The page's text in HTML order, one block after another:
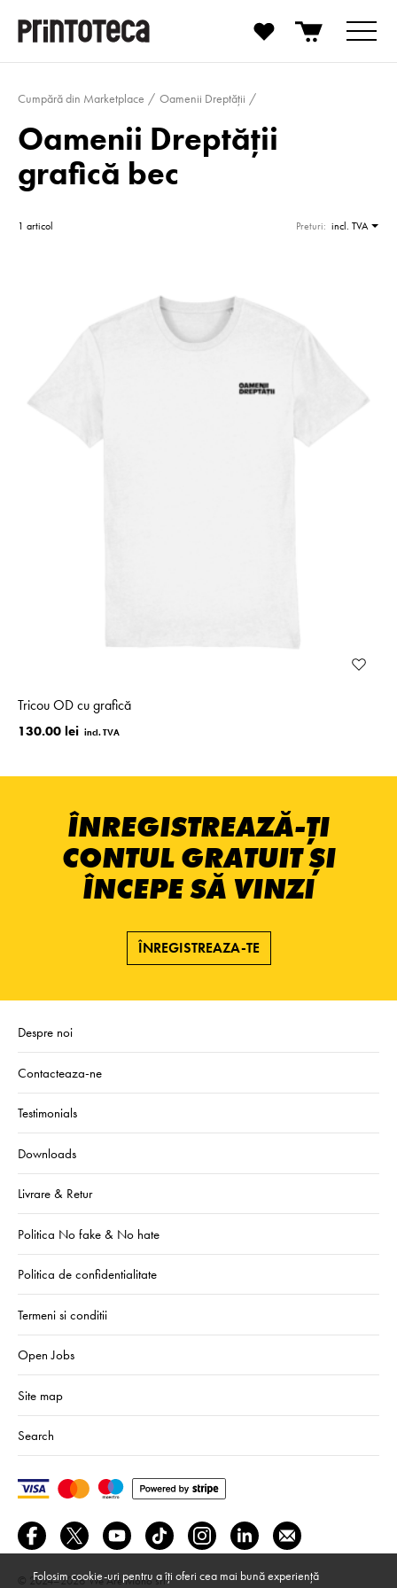
Cumpără din Marketplace Oamenii Dreptății
Oamenii Dreptății
grafică bec
1 articol Preturi: incl. TVA
Tricou OD cu grafică
130.00 lei
ÎNREGISTREAZĂ-ȚI
CONTUL GRATUIT ȘI
ÎNCEPE SĂ VINZI
ÎNREGISTREAZA-TE
Despre noi
Contacteaza-ne
Testimonials
Downloads
Livrare & Retur
Politica No fake & No hate
Politica de confidentialitate
Termeni si conditii
Open Jobs
Site map
Search
© 2024–2026 We Are Mono srl
Folosim cookie-uri pentru a îți oferi cea mai bună experiență